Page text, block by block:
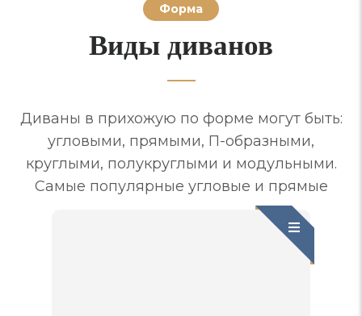
Форма
Виды диванов
Диваны в прихожую по форме могут быть:
угловыми, прямыми, П-образными,
круглыми, полукруглыми и модульными.
Самые популярные угловые и прямые